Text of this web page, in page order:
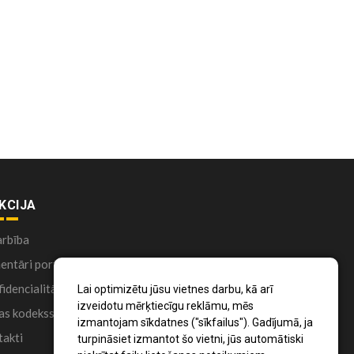
Lai optimizētu jūsu vietnes darbu, kā arī
izveidotu mērķtiecīgu reklāmu, mēs
izmantojam sīkdatnes ("sīkfailus"). Gadījumā, ja
turpināsiet izmantot šo vietni, jūs automātiski
portālā
politika
kodekss